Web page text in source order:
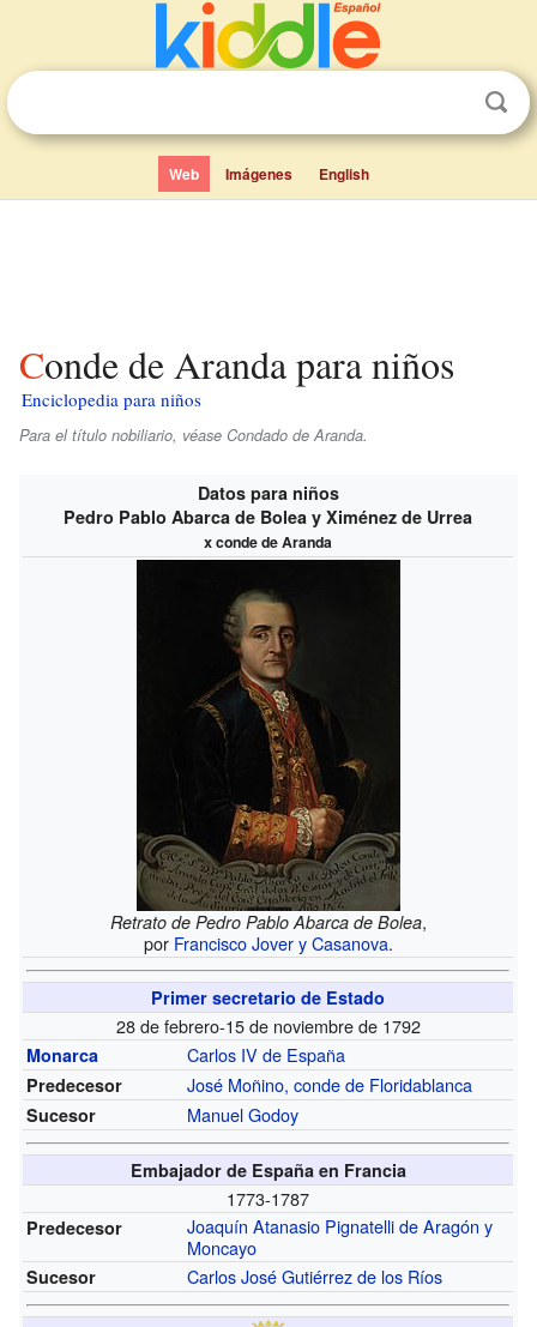
Web Imágenes English
Conde de Aranda para niños
Enciclopedia para niños
Para el título nobiliario, véase Condado de Aranda.
Datos para niños
Pedro Pablo Abarca de Bolea y Ximénez de Urrea
xconde de Aranda
Retrato de Pedro Pablo Abarca de Bolea,
por Francisco Jover y Casanova.
Primer secretario de Estado
28 de febrero-15 de noviembre de 1792
Monarca Carlos IV de España
Predecesor José Moñino, conde de Floridablanca
Sucesor Manuel Godoy
Embajador de España en Francia
1773-1787
Predecesor
Joaquín Atanasio Pignatelli de Aragón y
Moncayo
Sucesor Carlos José Gutiérrez de los Ríos